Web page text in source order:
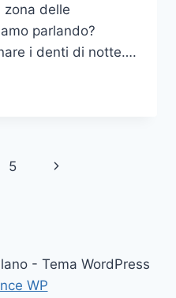
delle
parlando?
i denti di notte….
5
Pagina
- Tema WordPress
WP